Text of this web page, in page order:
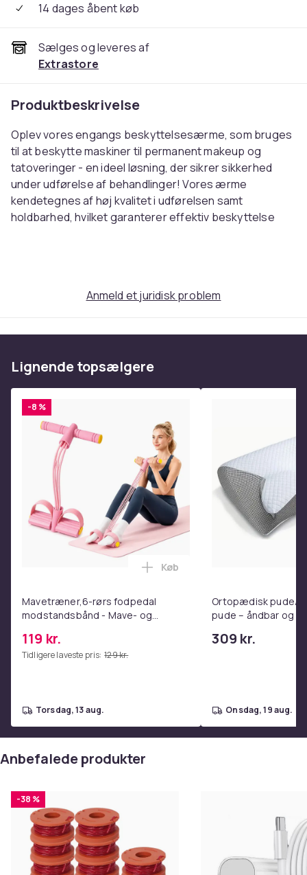
14 dages åbent køb
Sælges og leveres af
Extrastore
Produktbeskrivelse
Oplev vores engangs beskyttelsesærme, som bruges
til at beskytte maskiner til permanent makeup og
tatoveringer - en ideel løsning, der sikrer sikkerhed
under udførelse af behandlinger! Vores ærme
kendetegnes af høj kvalitet i udførelsen samt
holdbarhed, hvilket garanterer effektiv beskyttelse
Produktsikkerhedsinformation
Anmeld et juridisk problem
Lignende topsælgere
-8 %
Mavetræner,6-rørs fodpedal
modstandsbånd - Mave- og
hjemmetræningscenter Pink
119 kr.
Tidligere laveste pris: 129 kr.
Læg Mavetræner,6-rørs
Køb
torsdag, 13 aug.
Ortopædisk pude/
pude – åndbar og
309 kr.
onsdag, 19 aug.
Anbefalede produkter
-38 %